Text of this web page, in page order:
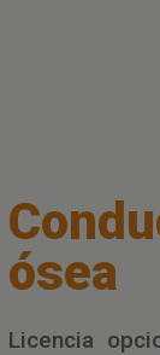
ósea
Licencia